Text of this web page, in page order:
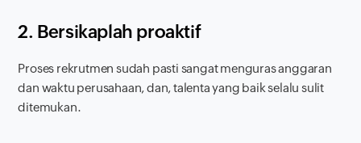
2. Bersikaplah proaktif
Proses rekrutmen sudah pasti sangat menguras anggaran
dan waktu perusahaan, dan, talenta yang baik selalu sulit
ditemukan.